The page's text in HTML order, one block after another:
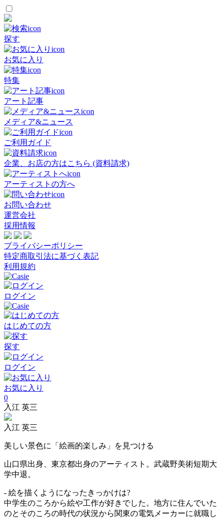
探す
お気に入り
特集
アート記事
メディア&ニュース
ご利用ガイド
企業、お店の方はこちら (資料請求)
アーティストの方へ
お問い合わせ
運営会社
採用情報
プライバシーポリシー
特定商取引法に基づく表記
利用規約
ログイン
はじめての方
探す
ログイン
お気に入り
0
入江 英三
入江 英三
美しい景色に「絵画的楽しみ」を見つける
山口県出身、東京都出身のアーティスト。武蔵野美術短期大
学中退。
- 絵を描くようになったきっかけは?
中学生のころから絵や工作が好きでした。地方に住んでいた
のとそのころの時代の状況から関東の電気メーカーに就職し